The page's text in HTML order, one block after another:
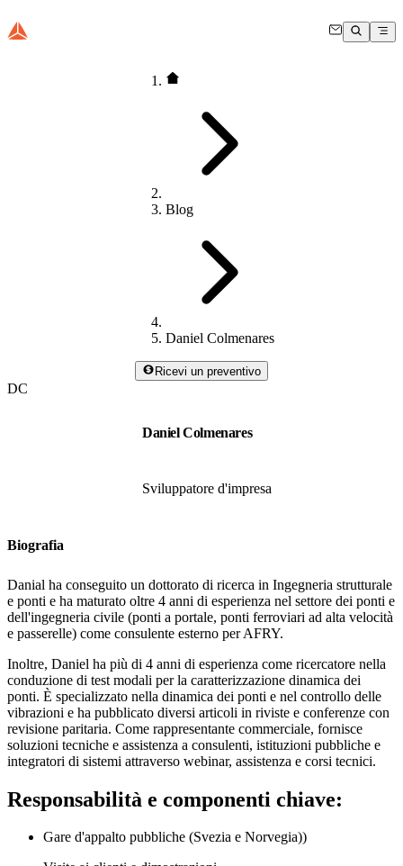
Blog
Daniel Colmenares
Ricevi un preventivo
DC
Daniel Colmenares
Sviluppatore d'impresa
Biografia
Danial ha conseguito un dottorato di ricerca in Ingegneria strutturale
e ponti e ha maturato oltre 4 anni di esperienza nel settore dei ponti e
dell'ingegneria civile (ponti a portale, ponti ferroviari ad alta velocità
e passerelle) come consulente esterno per AFRY.
Inoltre, Daniel ha più di 4 anni di esperienza come ricercatore nella
conduzione di test modali per la caratterizzazione dinamica dei
ponti. È specializzato nella dinamica dei ponti e nel controllo delle
vibrazioni e ha pubblicato diversi articoli in riviste e conferenze con
revisione paritaria. Come rappresentante commerciale, fornisce
soluzioni tecniche e assistenza a consulenti, istituzioni pubbliche e
integratori di sistemi attraverso webinar, assistenza e corsi tecnici.
Responsabilità e componenti chiave:
Gare d'appalto pubbliche (Svezia e Norvegia))